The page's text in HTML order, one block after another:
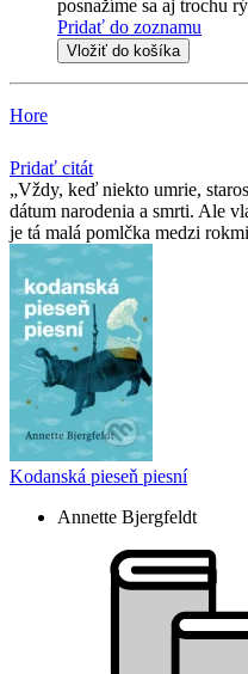
posnažíme sa aj trochu
Pridať do zoznamu
Vložiť do košíka
Hore
Pridať citát
Vždy, keď niekto umrie,
dátum narodenia a smrti. Ale
je tá malá pomlčka medzi
Kodanská pieseň piesní
Annette Bjergfeldt